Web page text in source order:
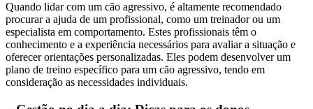
Quando lidar com um cão agressivo, é altamente recomendado
procurar a ajuda de um profissional, como um treinador ou um
especialista em comportamento. Estes profissionais têm o
conhecimento e a experiência necessários para avaliar a situação e
oferecer orientações personalizadas. Eles podem desenvolver um
plano de treino específico para um cão agressivo, tendo em
consideração as necessidades individuais.